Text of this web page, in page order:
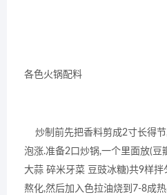
各色火锅配料
炒制前先把香料剪成2寸长得节
泡涨.准备2口炒锅,一个里面放(豆
大蒜 碎米牙菜 豆豉冰糖)共9样拌
熬化,然后加入色拉油烧到7-8成